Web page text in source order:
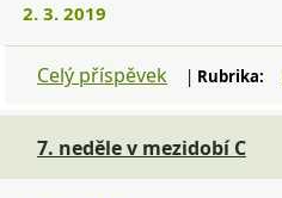
2. 3. 2019
Celý příspěvek | Rubrika:
7. neděle v mezidobí C